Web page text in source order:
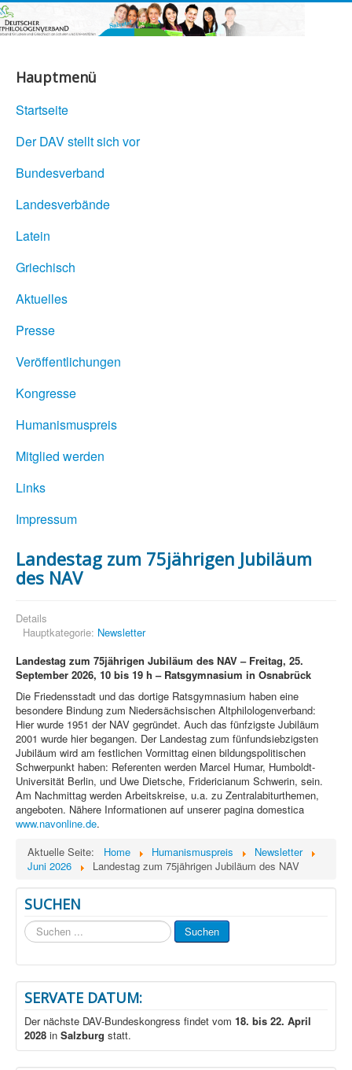
Hauptmenü
Startseite
Der DAV stellt sich vor
Bundesverband
Landesverbände
Latein
Griechisch
Aktuelles
Presse
Veröffentlichungen
Kongresse
Humanismuspreis
Mitglied werden
Links
Impressum
Landestag zum 75jährigen Jubiläum
des NAV
Details
Hauptkategorie: Newsletter
Landestag zum 75jährigen Jubiläum des NAV – Freitag, 25.
September 2026, 10 bis 19 h – Ratsgymnasium in Osnabrück
Die Friedensstadt und das dortige Ratsgymnasium haben eine
besondere Bindung zum Niedersächsischen Altphilologenverband:
Hier wurde 1951 der NAV gegründet. Auch das fünfzigste Jubiläum
2001 wurde hier begangen. Der Landestag zum fünfundsiebzigsten
Jubiläum wird am festlichen Vormittag einen bildungspolitischen
Schwerpunkt haben: Referenten werden Marcel Humar, Humboldt-
Universität Berlin, und Uwe Dietsche, Fridericianum Schwerin, sein.
Am Nachmittag werden Arbeitskreise, u.a. zu Zentralabiturthemen,
angeboten. Nähere Informationen auf unserer pagina domestica
www.navonline.de.
Aktuelle Seite:
Home Humanismuspreis
Newsletter
Juni 2026
Landestag zum 75jährigen Jubiläum des NAV
SUCHEN
Suchen
...
Suchen
SERVATE DATUM:
Der nächste DAV-Bundeskongress findet vom 18. bis 22. April
2028 in Salzburg statt.